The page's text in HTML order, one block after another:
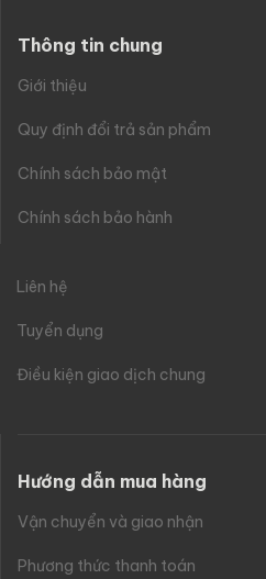
Thông tin chung
Giới thiệu
Quy định đổi trả sản phẩm
Chính sách bảo mật
Chính sách bảo hành
Liên hệ
Tuyển dụng
Điều kiện giao dịch chung
Hướng dẫn mua hàng
Vận chuyển và giao nhận
Phương thức thanh toán